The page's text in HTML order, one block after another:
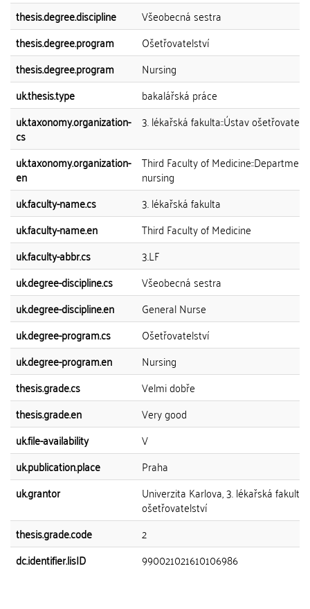
thesis.degree.discipline
Všeobecná sestra
thesis.degree.program
Ošetřovatelství
thesis.degree.program
Nursing
uk.thesis.type
bakalářská práce
uk.taxonomy.organization-
cs
3. lékařská fakulta::Ústav
uk.taxonomy.organization-
en
Third Faculty of
nursing
uk.faculty-name.cs
3. lékařská fakulta
uk.faculty-name.en
Third Faculty of Medicine
uk.faculty-abbr.cs
3.LF
uk.degree-discipline.cs
Všeobecná sestra
uk.degree-discipline.en
General Nurse
uk.degree-program.cs
Ošetřovatelství
uk.degree-program.en
Nursing
thesis.grade.cs
Velmi dobře
thesis.grade.en
Very good
uk.file-availability
V
uk.publication.place
Praha
uk.grantor
Univerzita Karlova, 3. lékařská
ošetřovatelství
thesis.grade.code
2
dc.identifier.lisID
990021021610106986